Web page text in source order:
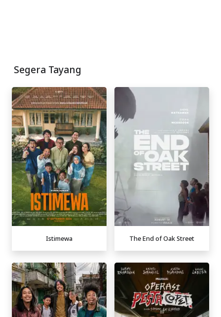
Segera Tayang
Istimewa The End of Oak Street